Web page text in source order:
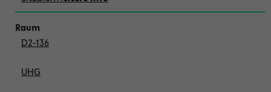
D2-136
UHG